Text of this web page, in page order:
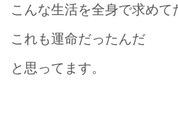
こんな生活を全身で求めて
これも運命だったんだ
と思ってます。